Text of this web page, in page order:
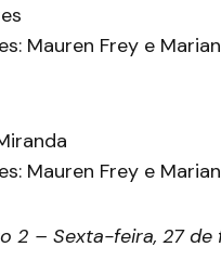
Mauren Frey e
Mauren Frey e
2 – Sexta-feira, 27 de